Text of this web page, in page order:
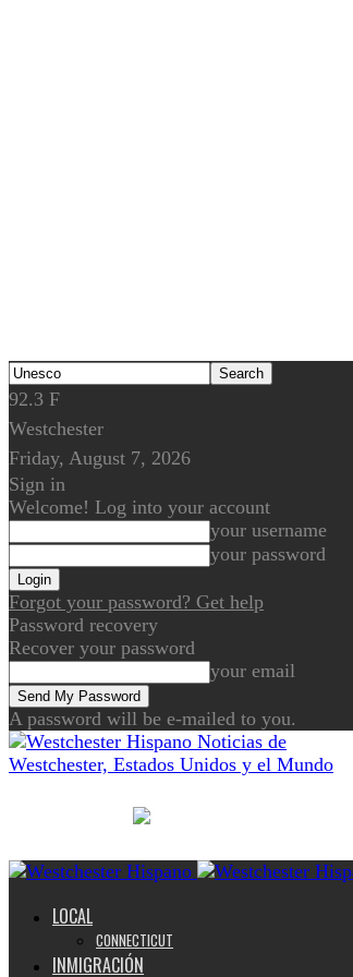
92.3 F
Westchester
Friday, August 7, 2026
Sign in
Welcome! Log into your account
your username
your password
Forgot your password? Get help
Password recovery
Recover your password
your email
A password will be e-mailed to you.
Noticias de
Westchester, Estados Unidos y el Mundo
LOCAL
CONNECTICUT
INMIGRACIÓN